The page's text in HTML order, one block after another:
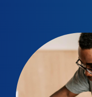
Formation
Maintenance
Production